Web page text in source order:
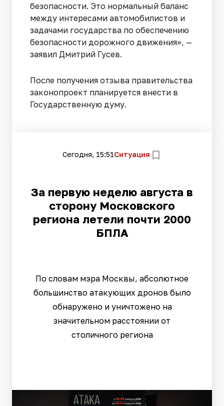
безопасности. Это нормальный баланс
между интересами автомобилистов и
задачами государства по обеспечению
безопасности дорожного движения», —
заявил Дмитрий Гусев.
После получения отзыва правительства
законопроект планируется внести в
Государственную думу.
Сегодня, 15:51Ситуация
За первую неделю августа в
сторону Московского
региона летели почти 2000
БПЛА
По словам мэра Москвы, абсолютное
большинство атакующих дронов было
обнаружено и уничтожено на
значительном расстоянии от
столичного региона